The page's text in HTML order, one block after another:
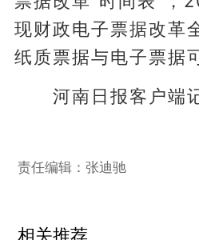
现财政电子票据改革
纸质票据与电子票据
河南日报客户端
责任编辑：张迪驰
相关推荐